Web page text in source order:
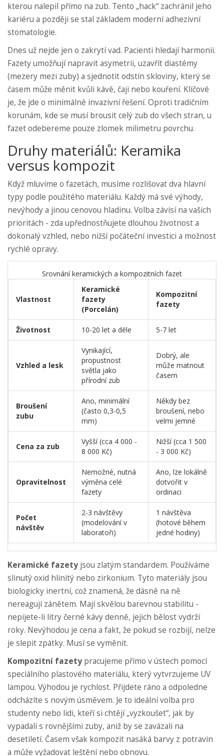
kterou nalepil přímo na zub. Tento „hack“ zachránil jeho
kariéru a později se stal základem moderní adhezivní
stomatologie.
Dnes už nejde jen o zakrytí vad. Pacienti hledají harmonii.
Fazety umožňují napravit asymetrii, uzavřít diastémy
(mezery mezi zuby) a sjednotit odstín skloviny, který se
časem může měnit kvůli kávě, čaji nebo kouření. Klíčové
je, že jde o minimálně invazivní řešení. Oproti tradičním
korunám, kde se musí brousit celý zub do všech stran, u
fazet odebereme pouze zlomek milimetru povrchu.
Druhy materiálů: Keramika
versus kompozit
Když mluvíme o fazetách, musíme rozlišovat dva hlavní
typy podle použitého materiálu. Každý má své výhody,
nevýhody a jinou cenovou hladinu. Volba závisí na vašich
prioritách - zda upřednostňujete dlouhou životnost a
dokonalý vzhled, nebo nižší počáteční investici a možnost
rychlé opravy.
Srovnání keramických a kompozitních fazet
Vlastnost
Keramické
fazety
(Porcelán)
Kompozitní
fazety
Životnost 10-20 let a déle 5-7 let
Vzhled a lesk
Vynikající,
propustnost
světla jako
přírodní zub
Dobrý, ale
může matnout
časem
Broušení
zubu
Ano, minimální
(často 0,3-0,5
mm)
Někdy bez
broušení, nebo
velmi jemné
Cena za zub
Vyšší (cca 4 000 -
8 000 Kč)
Nižší (cca 1 500
- 3 000 Kč)
Opravitelnost
Nemožné, nutná
výměna celé
fazety
Ano, lze lokálně
dotvořit v
ordinaci
Počet
návštěv
2-3 návštěvy
(modelování v
laboratoři)
1 návštěva
(hotové během
jedné hodiny)
Keramické fazety jsou zlatým standardem. Používáme
slinutý oxid hlinitý nebo zirkonium. Tyto materiály jsou
biologicky inertní, což znamená, že dásně na ně
nereagují zánětem. Mají skvělou barevnou stabilitu -
nepijete-li litry černé kávy denně, jejich bělost vydrží
roky. Nevýhodou je cena a fakt, že pokud se rozbijí, nelze
je slepit zpátky. Musí se vyměnit.
Kompozitní fazety pracujeme přímo v ústech pomocí
speciálního plastového materiálu, který vytvrzujeme UV
lampou. Výhodou je rychlost. Přijdete ráno a odpoledne
odcházíte s novým úsměvem. Je to ideální volba pro
studenty nebo lidi, kteří si chtějí „vyzkoušet“, jak by
vypadali s rovnějšími zuby, aniž by se zavázali na
desetiletí. Časem však kompozit nasáká barvy z potravin
a může vyžadovat leštění nebo obnovu.